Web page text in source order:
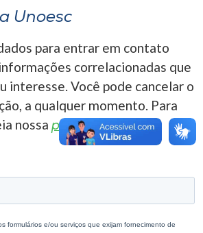
Unoesc
para entrar em contato
correlacionadas que
interesse. Você pode cancelar o
a qualquer momento. Para
nossa política de